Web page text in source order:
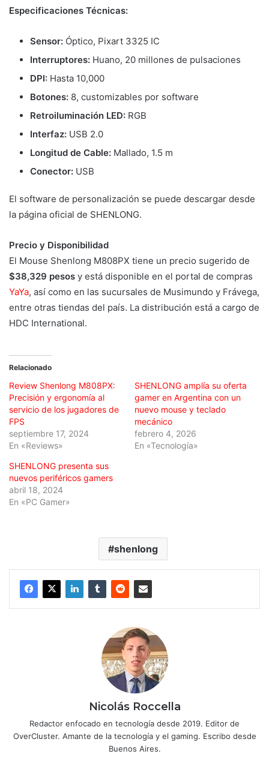
Especificaciones Técnicas:
Sensor: Óptico, Pixart 3325 IC
Interruptores: Huano, 20 millones de pulsaciones
DPI: Hasta 10,000
Botones: 8, customizables por software
Retroiluminación LED: RGB
Interfaz: USB 2.0
Longitud de Cable: Mallado, 1.5 m
Conector: USB
El software de personalización se puede descargar desde
la página oficial de SHENLONG.
Precio y Disponibilidad
El Mouse Shenlong M808PX tiene un precio sugerido de
$38,329 pesos y está disponible en el portal de compras
YaYa, así como en las sucursales de Musimundo y Frávega,
entre otras tiendas del país. La distribución está a cargo de
HDC International.
Relacionado
Review Shenlong M808PX:
Precisión y ergonomía al
servicio de los jugadores de
FPS
septiembre 17, 2024
En «Reviews»
SHENLONG amplía su oferta
gamer en Argentina con un
nuevo mouse y teclado
mecánico
febrero 4, 2026
En «Tecnología»
SHENLONG presenta sus
nuevos periféricos gamers
abril 18, 2024
En «PC Gamer»
shenlong
Nicolás Roccella
Redactor enfocado en tecnología desde 2019. Editor de
OverCluster. Amante de la tecnología y el gaming. Escribo desde
Buenos Aires.